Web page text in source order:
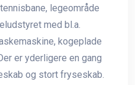
legeområde
med bl.a.
kogeplade
er yderligere en gang
og stort fryseskab.